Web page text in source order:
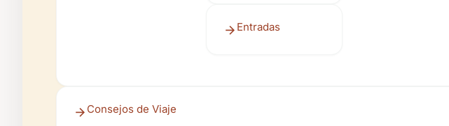
Entradas
Consejos de Viaje